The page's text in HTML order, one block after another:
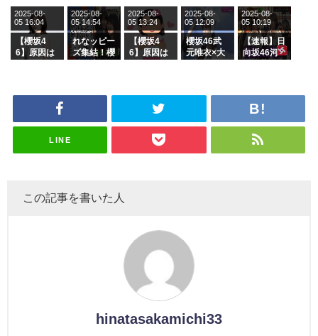
ージを脱い
でいた理由
グル『Mak
e or Brea
k』オフィ
シャルグッ
ズ絶賛販売
の2人を手
玉に取る大
沼晶保【く
りぃむナン
タラ】
属を発表
ら移籍しフ
ラーム所属
に。これで
事務所に所
属している
がこちら
【櫻坂4
6】原因は
ざわつかせ
2025-08-
05 16:04
れなッピー
ズ集結！櫻
「ラヴィッ
スタジオ出
2025-08-
05 14:54
【櫻坂4
6】原因は
ざわつかせ
2025-08-
05 13:24
櫻坂46武
元唯衣×大
さんに恐怖
ナンタラ】
2025-08-
05 12:09
【速報】日
向坂46河
2025-08-
05 10:19
LINE
この記事を書いた人
hinatasakamichi33